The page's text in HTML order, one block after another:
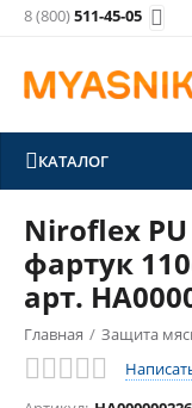
8 (800)511-45-05 
КАТАЛОГ
Niroflex
фартук
арт.
Главная / Защита
Фартуки